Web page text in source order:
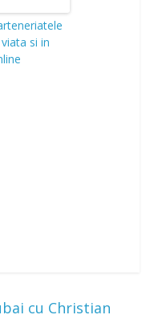
si in
cu Christian